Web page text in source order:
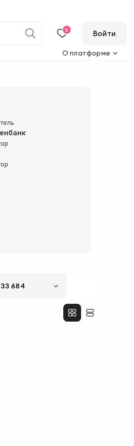
0 Войти
О платформе
684